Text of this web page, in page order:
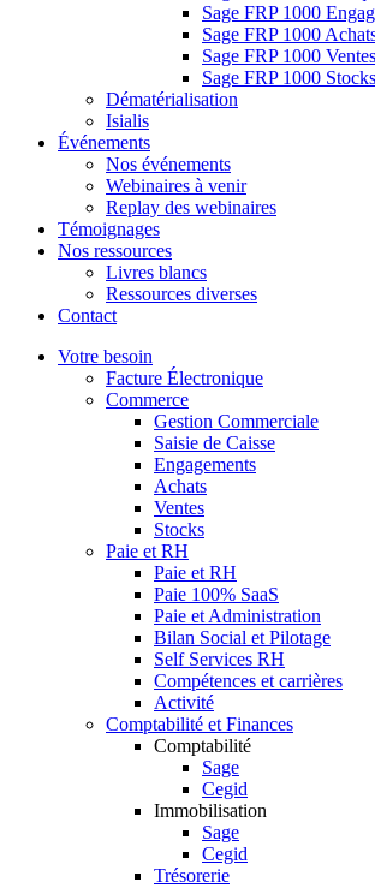
Sage FRP 1000
Sage FRP 1000
Sage FRP 1000 Ventes
Sage FRP 1000 Stocks
Dématérialisation
Isialis
Événements
Nos événements
Webinaires à venir
Replay des webinaires
Témoignages
Nos ressources
Livres blancs
Ressources diverses
Contact
Votre besoin
Facture Électronique
Commerce
Gestion Commerciale
Saisie de Caisse
Engagements
Achats
Ventes
Stocks
Paie et RH
Paie et RH
Paie 100% SaaS
Paie et Administration
Bilan Social et Pilotage
Self Services RH
Compétences et carrières
Activité
Comptabilité et Finances
Comptabilité
Sage
Cegid
Immobilisation
Sage
Cegid
Trésorerie